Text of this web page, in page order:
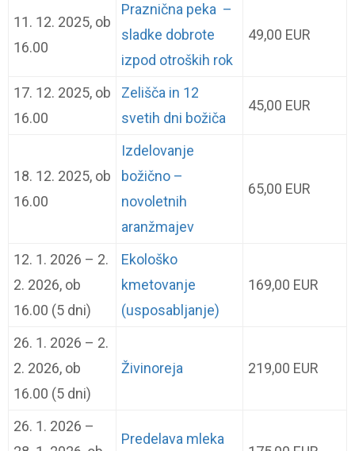
11. 12. 2025, ob
16.00
Praznična peka –
sladke dobrote
izpod otroških rok
49,00 EUR
17. 12. 2025, ob
16.00
Zelišča in 12
svetih dni božiča
45,00 EUR
18. 12. 2025, ob
16.00
Izdelovanje
božično –
novoletnih
aranžmajev
65,00 EUR
12. 1. 2026 – 2.
2. 2026, ob
16.00 (5 dni)
Ekološko
kmetovanje
(usposabljanje)
169,00 EUR
26. 1. 2026 – 2.
2. 2026, ob
16.00 (5 dni)
Živinoreja 219,00 EUR
26. 1. 2026 –
Predelava mleka